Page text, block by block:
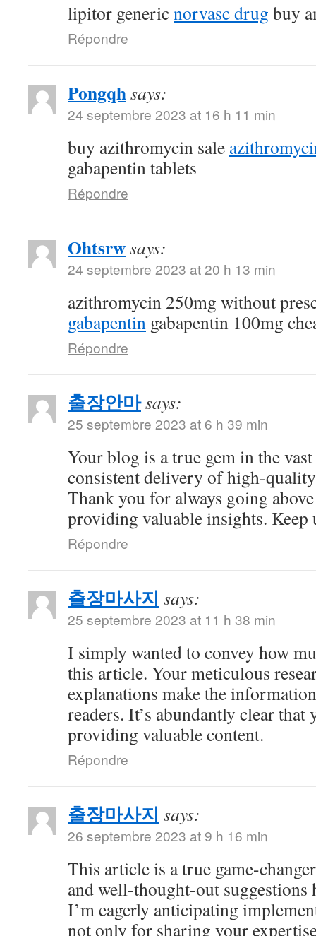
lipitor genericnorvasc drug buy
Répondre
Pongqhsays:
24 septembre 2023 at 16 h 11 min
buy azithromycin sale
gabapentin tablets
Répondre
Ohtsrwsays:
24 septembre 2023 at 20 h 13 min
azithromycin 250mg without
gabapentin gabapentin 100mg
Répondre
출장안마says:
25 septembre 2023 at 6 h 39 min
Your blog is a true gem in the
consistent delivery of high-
Thank you for always going
providing valuable insights.
Répondre
출장마사지 says:
25 septembre 2023 at 11 h 38 min
I simply wanted to convey how
this article. Your meticulous
explanations make the
readers. It’s abundantly clear that
providing valuable content.
Répondre
출장마사지 says:
26 septembre 2023 at 9 h 16 min
This article is a true game-
and well-thought-out
I’m eagerly anticipating
not only for sharing your